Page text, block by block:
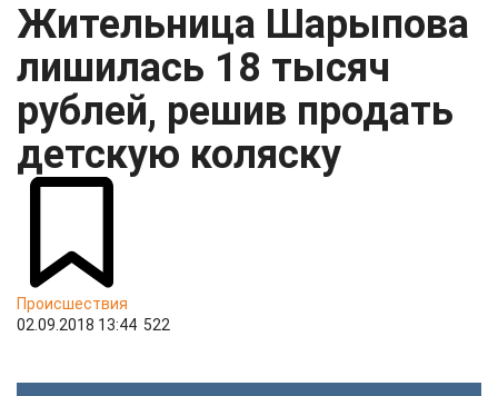
Жительница Шарыпова
лишилась 18 тысяч
рублей, решив продать
детскую коляску
Происшествия
02.09.2018 13:44 522